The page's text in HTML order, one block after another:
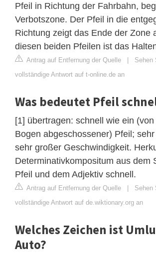
Pfeil in Richtung der Fahrbahn,
Verbotszone. Der Pfeil in die
Richtung zeigt das Ende der Zone
diesen beiden Pfeilen ist das
Antrag auf Entfernung der Quelle | Sehen
vollständige Antwort auf t-online.de an
Was bedeutet Pfeil
[1] übertragen: schnell wie ein (von
Bogen abgeschossener) Pfeil;
sehr großer Geschwindigkeit.
Determinativkompositum aus dem
Pfeil und dem Adjektiv schnell.
Antrag auf Entfernung der Quelle | Sehen
vollständige Antwort auf de.wiktionary.org an
Welches Zeichen ist
Auto?